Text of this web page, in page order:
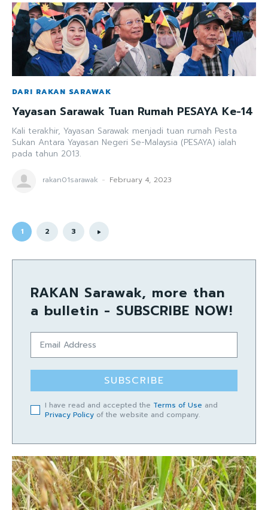
DARI RAKAN SARAWAK
Yayasan Sarawak Tuan Rumah PESAYA Ke-14
Kali terakhir, Yayasan Sarawak menjadi tuan rumah Pesta
Sukan Antara Yayasan Negeri Se-Malaysia (PESAYA) ialah
pada tahun 2013.
rakan01sarawak - February 4, 2023
1 2 3
RAKAN Sarawak, more than
a bulletin - SUBSCRIBE NOW!
SUBSCRIBE
I have read and accepted the Terms of Use and
Privacy Policy of the website and company.